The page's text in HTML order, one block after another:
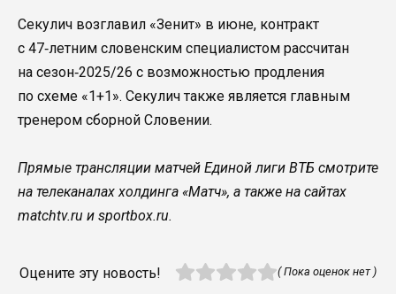
Секулич возглавил «Зенит» в июне, контракт
с 47‑летним словенским специалистом рассчитан
на сезон‑2025/26 с возможностью продления
по схеме «1+1». Секулич также является главным
тренером сборной Словении.
Прямые трансляции матчей Единой лиги ВТБ смотрите
на телеканалах холдинга «Матч», а также на сайтах
matchtv.ru и sportbox.ru.
Оцените эту новость! ( Пока оценок нет )